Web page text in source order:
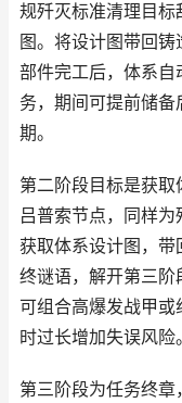
规歼灭标准清理目
图。将设计图带回
部件完工后，体系
务，期间可提前储
期。
第二阶段目标是获
吕普索节点，同样
获取体系设计图，
终谜语，解开第三阶
可组合高爆发战甲
时过长增加失误风险。
第三阶段为任务终章